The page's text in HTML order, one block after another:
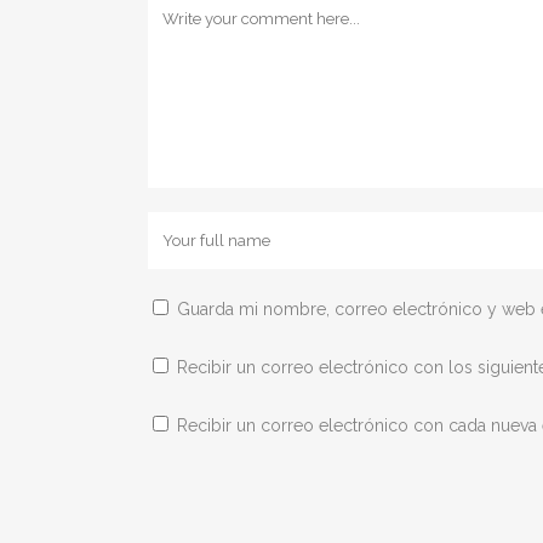
Guarda mi nombre, correo electrónico y web
Recibir un correo electrónico con los
Recibir un correo electrónico con cada nueva